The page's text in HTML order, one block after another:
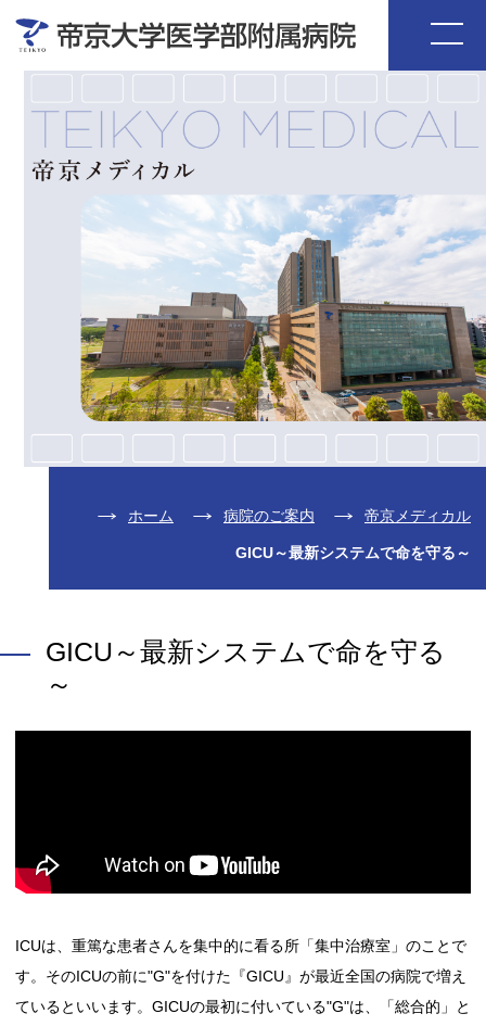
ホーム 病院のご案内 帝京メディカル
GICU～最新システムで命を守る～
GICU～最新システムで命を守る
～
ICUは、重篤な患者さんを集中的に看る所「集中治療室」のことで
す。そのICUの前に"G"を付けた『GICU』が最近全国の病院で増え
ているといいます。GICUの最初に付いている"G"は、「総合的」と